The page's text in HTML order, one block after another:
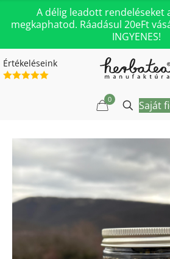
A délig leadott rendeléseket
megkaphatod. Ráadásul 20eFt
INGYENES!
Értékeléseink
0 Saját